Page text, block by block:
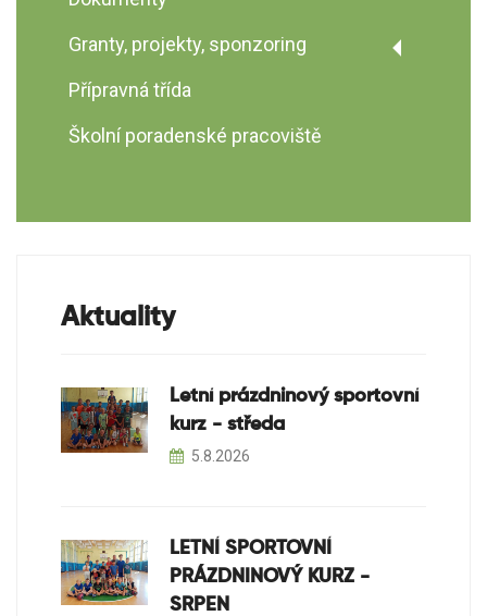
Granty, projekty, sponzoring
Integrace cizinců a držitelů
roce 2026
Přípravná třída
Školní poradenské pracoviště
Aktuality
Letní prázdninový sportovní
kurz - středa
5.8.2026
LETNÍ SPORTOVNÍ
PRÁZDNINOVÝ KURZ -
SRPEN